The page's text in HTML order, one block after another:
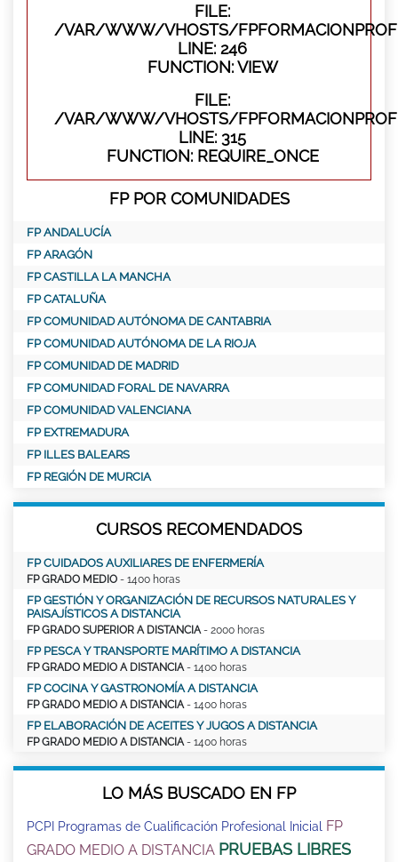
FILE:
/VAR/WWW/VHOSTS/
LINE: 246
FUNCTION: VIEW
FILE:
/VAR/WWW/VHOSTS/
LINE: 315
FUNCTION: REQUIRE_ONCE
FP POR COMUNIDADES
FP ANDALUCÍA
FP ARAGÓN
FP CASTILLA LA MANCHA
FP CATALUÑA
FP COMUNIDAD AUTÓNOMA DE CANTABRIA
FP COMUNIDAD AUTÓNOMA DE LA RIOJA
FP COMUNIDAD DE MADRID
FP COMUNIDAD FORAL DE NAVARRA
FP COMUNIDAD VALENCIANA
FP EXTREMADURA
FP ILLES BALEARS
FP REGIÓN DE MURCIA
CURSOS RECOMENDADOS
FP CUIDADOS AUXILIARES DE ENFERMERÍA
FP GRADO MEDIO - 1400 horas
FP GESTIÓN Y ORGANIZACIÓN DE RECURSOS NATURALES Y
PAISAJÍSTICOS A DISTANCIA
FP GRADO SUPERIOR A DISTANCIA - 2000 horas
FP PESCA Y TRANSPORTE MARÍTIMO A DISTANCIA
FP GRADO MEDIO A DISTANCIA - 1400 horas
FP COCINA Y GASTRONOMÍA A DISTANCIA
FP GRADO MEDIO A DISTANCIA - 1400 horas
FP ELABORACIÓN DE ACEITES Y JUGOS A DISTANCIA
FP GRADO MEDIO A DISTANCIA - 1400 horas
LO MÁS BUSCADO EN FP
PCPI Programas de Cualificación Profesional Inicial
FP
GRADO MEDIO A DISTANCIA PRUEBAS LIBRES